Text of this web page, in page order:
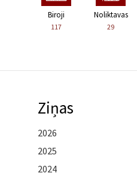
Biroji
117
Noliktavas
29
Ziņas
2026
2025
2024